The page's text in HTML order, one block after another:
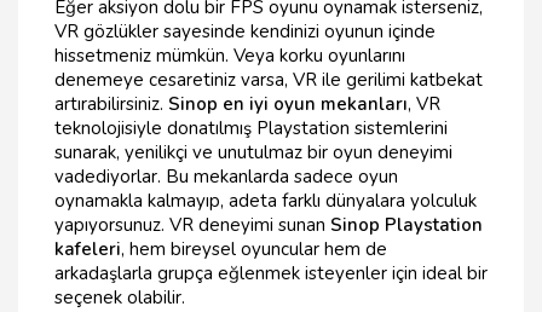
Eğer aksiyon dolu bir FPS oyunu oynamak isterseniz,
VR gözlükler sayesinde kendinizi oyunun içinde
hissetmeniz mümkün. Veya korku oyunlarını
denemeye cesaretiniz varsa, VR ile gerilimi katbekat
artırabilirsiniz. Sinop en iyi oyun mekanları, VR
teknolojisiyle donatılmış Playstation sistemlerini
sunarak, yenilikçi ve unutulmaz bir oyun deneyimi
vadediyorlar. Bu mekanlarda sadece oyun
oynamakla kalmayıp, adeta farklı dünyalara yolculuk
yapıyorsunuz. VR deneyimi sunan Sinop Playstation
kafeleri, hem bireysel oyuncular hem de
arkadaşlarla grupça eğlenmek isteyenler için ideal bir
seçenek olabilir.